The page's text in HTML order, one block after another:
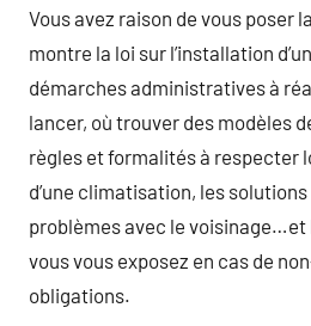
Vous avez raison de vous poser
montre la loi sur l’installation
démarches administratives à
lancer, où trouver des modèles
règles et formalités à respecter
d’une climatisation, les
problèmes avec le voisinage…et
vous vous exposez en cas de
obligations.